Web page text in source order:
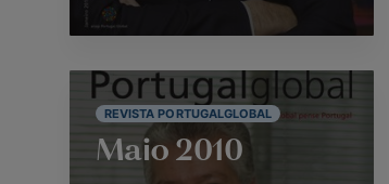
REVISTA PORTUGALGLOBAL
Maio 2010